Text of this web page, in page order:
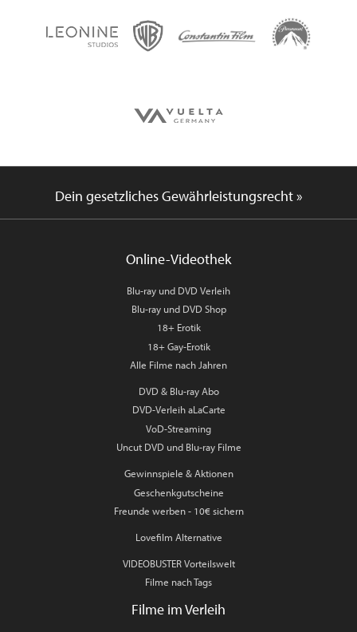
Dein gesetzliches Gewährleistungsrecht »
Online-Videothek
Blu-ray und DVD Verleih
Blu-ray und DVD Shop
18+ Erotik
18+ Gay-Erotik
Alle Filme nach Jahren
DVD & Blu-ray Abo
DVD-Verleih aLaCarte
VoD-Streaming
Uncut DVD und Blu-ray Filme
Gewinnspiele & Aktionen
Geschenkgutscheine
Freunde werben - 10€ sichern
Lovefilm Alternative
VIDEOBUSTER Vorteilswelt
Filme nach Tags
Filme im Verleih